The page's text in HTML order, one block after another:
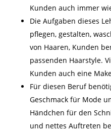
Kunden auch immer
Die Aufgaben dieses
pflegen, gestalten,
von Haaren, Kunden
passenden Haarstyle.
Kunden auch eine
Für diesen Beruf
Geschmack für Mode
Händchen für den
und nettes Auftreten